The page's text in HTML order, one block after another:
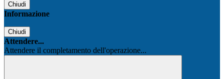
Chiudi
Informazione
Chiudi
Attendere...
Attendere il completamento dell'operazione...